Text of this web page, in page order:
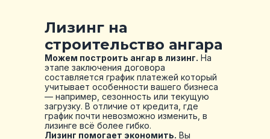
Лизинг на
строительство ангара
Можем построить ангар в лизинг. На
этапе заключения договора
составляется график платежей который
учитывает особенности вашего бизнеса
— например, сезонность или текущую
загрузку. В отличие от кредита, где
график почти невозможно изменить, в
лизинге всё более гибко.
Лизинг помогает экономить. Вы